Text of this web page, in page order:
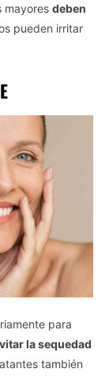
mayores deben
pueden irritar
para
la sequedad
también